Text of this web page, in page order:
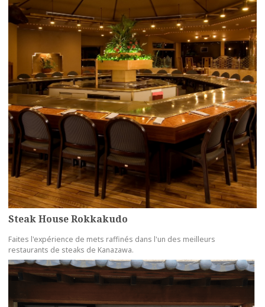
Steak House Rokkakudo
Faites l'expérience de mets raffinés dans l'un des meilleurs
restaurants de steaks de Kanazawa.
more